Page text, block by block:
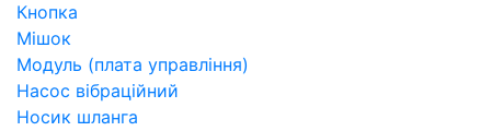
Кнопка
Мішок
Модуль (плата управління)
Насос вібраційний
Носик шланга